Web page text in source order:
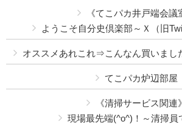
《てこパカ井戸端会議
ようこそ自分史倶楽部～Ｘ（旧
オススメあれこれ⇒こんなん買いまし
てこパカ炉辺部屋
《清掃サービス関連》
現場最先端(^o^)！～清掃員